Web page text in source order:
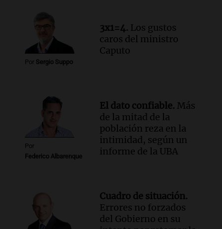
Una mañana para todos
Episodios
Audio.Chile planteó mejorar la
conectividad fronteriza, aérea y digital
con Jujuy
Por Sergio Suppo
3x1=4. Los gustos
caros del ministro
Caputo
Por
Federico Albarenque
El dato confiable. Más
de la mitad de la
población reza en la
intimidad, según un
informe de la UBA
Cuadro de situación.
Errores no forzados
del Gobierno en su